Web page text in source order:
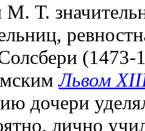
Т.
(1473-
Львом
дочери
лично